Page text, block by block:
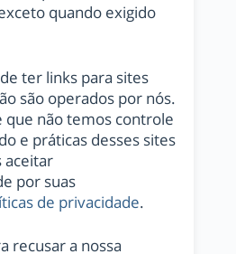
quando exigido
ter links para sites
são operados por nós.
que não temos controle
e práticas desses sites
aceitar
por suas
de privacidade.
recusar a nossa